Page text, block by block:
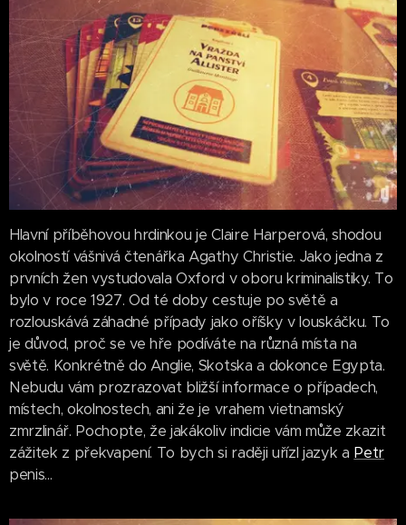
Hlavní příběhovou hrdinkou je Claire Harperová, shodou
okolností vášnivá čtenářka Agathy Christie. Jako jedna z
prvních žen vystudovala Oxford v oboru kriminalistiky. To
bylo v roce 1927. Od té doby cestuje po světě a
rozlouskává záhadné případy jako oříšky v louskáčku. To
je důvod, proč se ve hře podíváte na různá místa na
světě. Konkrétně do Anglie, Skotska a dokonce Egypta.
Nebudu vám prozrazovat bližší informace o případech,
místech, okolnostech, ani že je vrahem vietnamský
zmrzlinář. Pochopte, že jakákoliv indicie vám může zkazit
zážitek z překvapení. To bych si raději uřízl jazyk a Petr
penis...